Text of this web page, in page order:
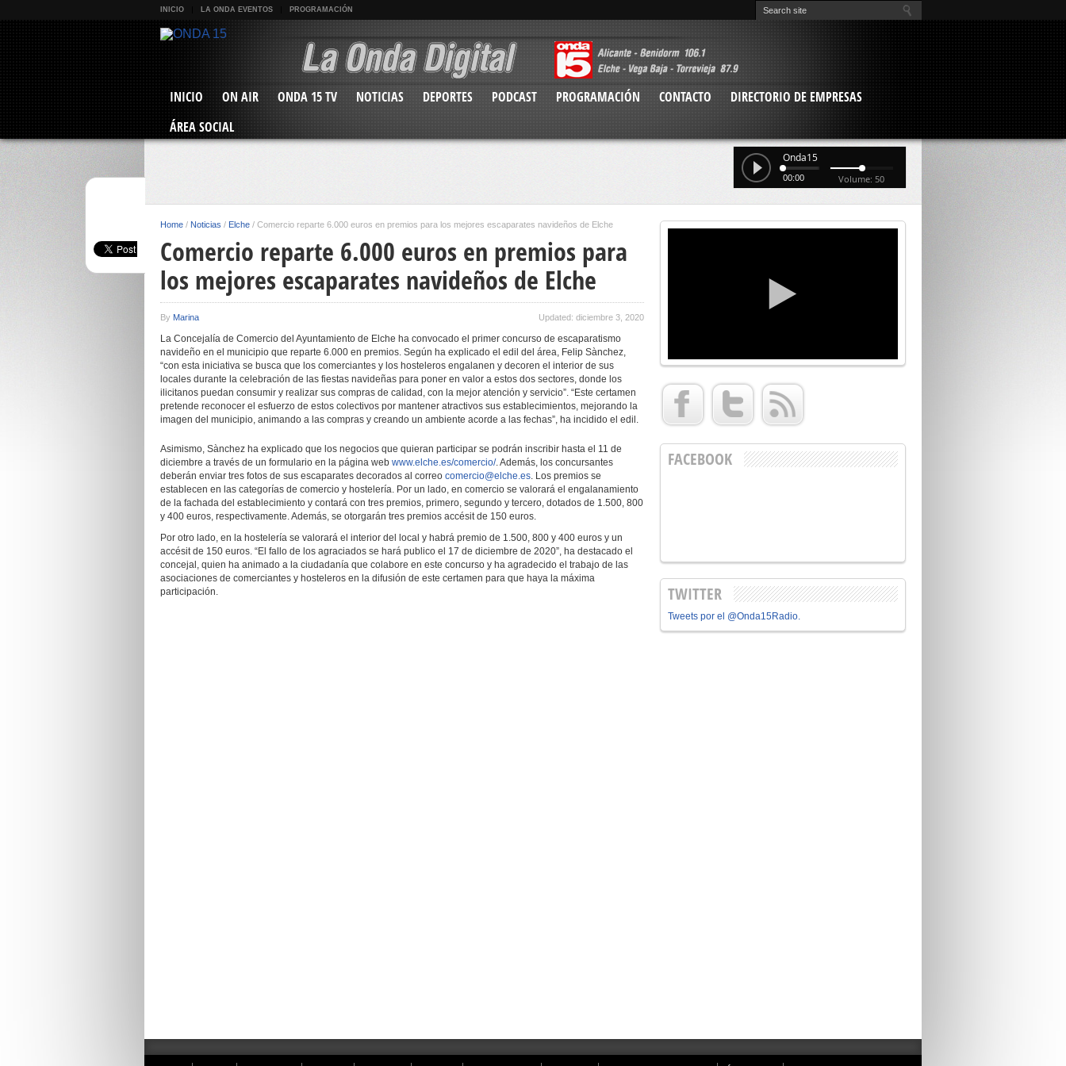
INICIO LA ONDA EVENTOS PROGRAMACIÓN
INICIO ON AIR ONDA 15 TV NOTICIAS DEPORTES PODCAST PROGRAMACIÓN CONTACTO
DIRECTORIO DE EMPRESAS
ÁREA SOCIAL
Onda15
00:00 Volume: 50
Home / Noticias / Elche / Comercio reparte 6.000 euros en premios para los mejores escaparates navideños de Elche
Comercio reparte 6.000 euros en premios para
los mejores escaparates navideños de Elche
By Marina Updated: diciembre 3, 2020
La Concejalía de Comercio del Ayuntamiento de Elche ha convocado el primer concurso de escaparatismo
navideño en el municipio que reparte 6.000 en premios. Según ha explicado el edil del área, Felip Sànchez,
“con esta iniciativa se busca que los comerciantes y los hosteleros engalanen y decoren el interior de sus
locales durante la celebración de las fiestas navideñas para poner en valor a estos dos sectores, donde los
ilicitanos puedan consumir y realizar sus compras de calidad, con la mejor atención y servicio”. “Este certamen
pretende reconocer el esfuerzo de estos colectivos por mantener atractivos sus establecimientos, mejorando la
imagen del municipio, animando a las compras y creando un ambiente acorde a las fechas”, ha incidido el edil.
Asimismo, Sànchez ha explicado que los negocios que quieran participar se podrán inscribir hasta el 11 de
diciembre a través de un formulario en la página web www.elche.es/comercio/. Además, los concursantes
deberán enviar tres fotos de sus escaparates decorados al correo comercio@elche.es. Los premios se
establecen en las categorías de comercio y hostelería. Por un lado, en comercio se valorará el engalanamiento
de la fachada del establecimiento y contará con tres premios, primero, segundo y tercero, dotados de 1.500, 800
y 400 euros, respectivamente. Además, se otorgarán tres premios accésit de 150 euros.
Por otro lado, en la hostelería se valorará el interior del local y habrá premio de 1.500, 800 y 400 euros y un
accésit de 150 euros. “El fallo de los agraciados se hará publico el 17 de diciembre de 2020”, ha destacado el
concejal, quien ha animado a la ciudadanía que colabore en este concurso y ha agradecido el trabajo de las
asociaciones de comerciantes y hosteleros en la difusión de este certamen para que haya la máxima
participación.
FACEBOOK
TWITTER
Tweets por el @Onda15Radio.